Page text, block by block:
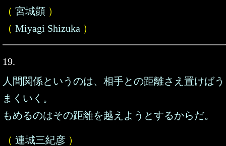
（ 宮城顗 ）
（ Miyagi Shizuka ）
19.
人間関係というのは、相手との距離さえ置けばう
まくいく。
もめるのはその距離を越えようとするからだ。
（ 連城三紀彦 ）